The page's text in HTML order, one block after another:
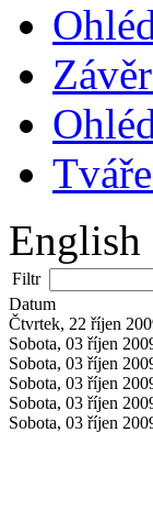
English
Filtr
Datum
Čtvrtek, 22 říjen
Sobota, 03 říjen
Sobota, 03 říjen
Sobota, 03 říjen
Sobota, 03 říjen
Sobota, 03 říjen